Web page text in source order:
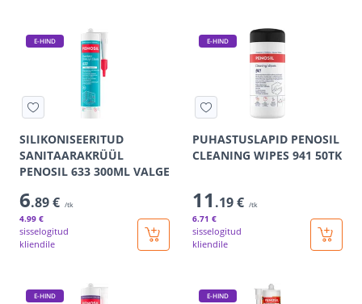
E-HIND
SILIKONISEERITUD
SANITAARAKRÜÜL
PENOSIL 633 300ML VALGE
6.89 € /tk
4.99 €
sisselogitud
kliendile
E-HIND
PUHASTUSLAPID PENOSIL
CLEANING WIPES 941 50TK
11 .19 € /tk
6.71 €
sisselogitud
kliendile
E-HIND E-HIND